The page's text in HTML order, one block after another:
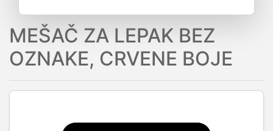
MEŠAČ ZA LEPAK BEZ
OZNAKE, CRVENE BOJE